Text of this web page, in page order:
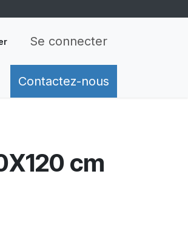
Se connecter
Retours Conditions
Contactez-nous
cm